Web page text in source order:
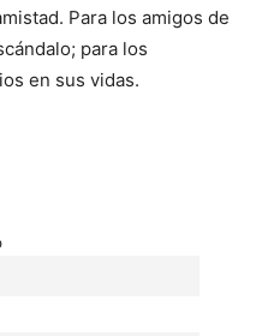
Para los amigos de
para los
en sus vidas.